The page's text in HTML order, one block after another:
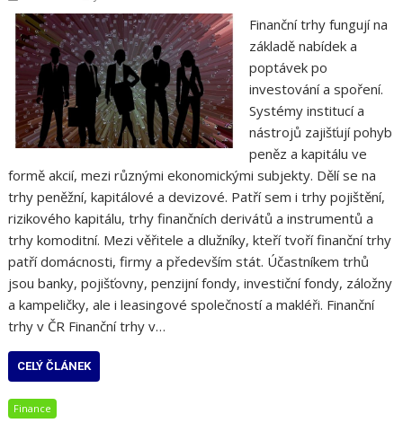
Finanční trhy fungují na
základě nabídek a
poptávek po
investování a spoření.
Systémy institucí a
nástrojů zajišťují pohyb
peněz a kapitálu ve
formě akcií, mezi různými ekonomickými subjekty. Dělí se na
trhy peněžní, kapitálové a devizové. Patří sem i trhy pojištění,
rizikového kapitálu, trhy finančních derivátů a instrumentů a
trhy komoditní. Mezi věřitele a dlužníky, kteří tvoří finanční trhy
patří domácnosti, firmy a především stát. Účastníkem trhů
jsou banky, pojišťovny, penzijní fondy, investiční fondy, záložny
a kampeličky, ale i leasingové společností a makléři. Finanční
trhy v ČR Finanční trhy v…
CELÝ ČLÁNEK
Finance